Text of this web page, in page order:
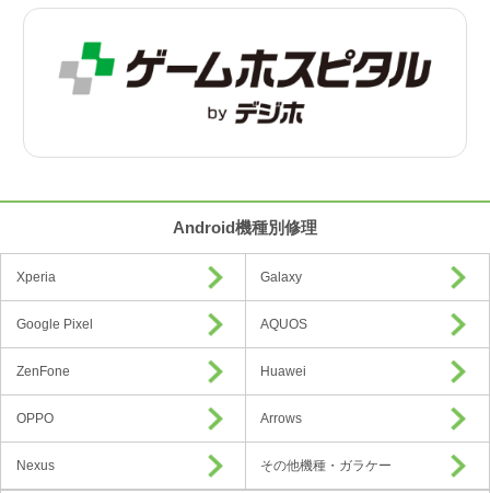
Android機種別修理
Xperia Galaxy
Google Pixel AQUOS
ZenFone Huawei
OPPO Arrows
Nexus その他機種・ガラケー